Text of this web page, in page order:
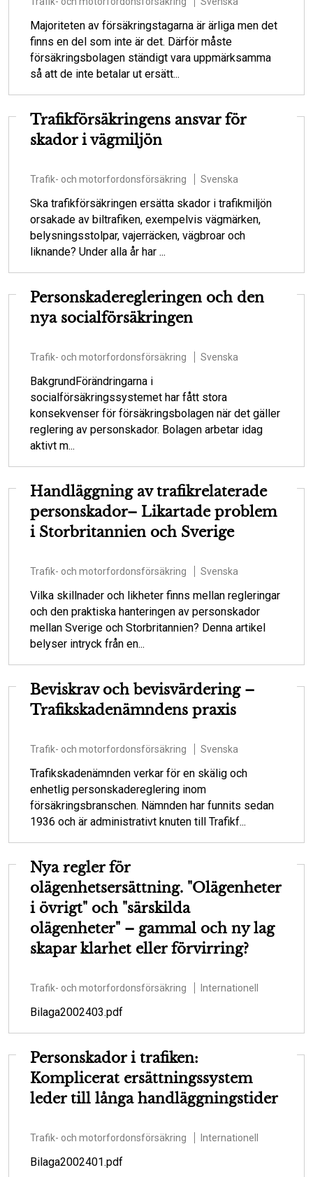
Majoriteten av försäkringstagarna är ärliga men det
finns en del som inte är det. Därför måste
försäkringsbolagen ständigt vara uppmärksamma
så att de inte betalar ut ersätt...
Trafikförsäkringens ansvar för
skador i vägmiljön
Trafik- och motorfordonsförsäkring Svenska
Ska trafikförsäkringen ersätta skador i trafikmiljön
orsakade av biltrafiken, exempelvis vägmärken,
belysningsstolpar, vajerräcken, vägbroar och
liknande? Under alla år har ...
Personskaderegleringen och den
nya socialförsäkringen
Trafik- och motorfordonsförsäkring Svenska
BakgrundFörändringarna i
socialförsäkringssystemet har fått stora
konsekvenser för försäkringsbolagen när det gäller
reglering av personskador. Bolagen arbetar idag
aktivt m...
Handläggning av trafikrelaterade
personskador– Likartade problem
i Storbritannien och Sverige
Trafik- och motorfordonsförsäkring Svenska
Vilka skillnader och likheter finns mellan regleringar
och den praktiska hanteringen av personskador
mellan Sverige och Storbritannien? Denna artikel
belyser intryck från en...
Beviskrav och bevisvärdering –
Trafikskadenämndens praxis
Trafik- och motorfordonsförsäkring Svenska
Trafikskadenämnden verkar för en skälig och
enhetlig personskadereglering inom
försäkringsbranschen. Nämnden har funnits sedan
1936 och är administrativt knuten till Trafikf...
Nya regler för
olägenhetsersättning. "Olägenheter
i övrigt" och "särskilda
olägenheter" – gammal och ny lag
skapar klarhet eller förvirring?
Trafik- och motorfordonsförsäkring Internationell
Bilaga2002403.pdf
Personskador i trafiken:
Komplicerat ersättningssystem
leder till långa handläggningstider
Trafik- och motorfordonsförsäkring Internationell
Bilaga2002401.pdf